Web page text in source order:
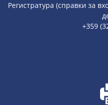
Регистратура (справки за
+359